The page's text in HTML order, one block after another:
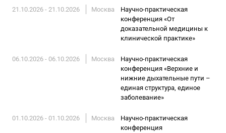
21.10.2026 - 21.10.2026 Москва
Научно-практическая
конференция «От
доказательной медицины к
клинической практике»
06.10.2026 - 06.10.2026 Москва
Научно-практическая
конференция «Верхние и
нижние дыхательные пути –
единая структура, единое
заболевание»
01.10.2026 - 01.10.2026 Москва
Научно-практическая
конференция